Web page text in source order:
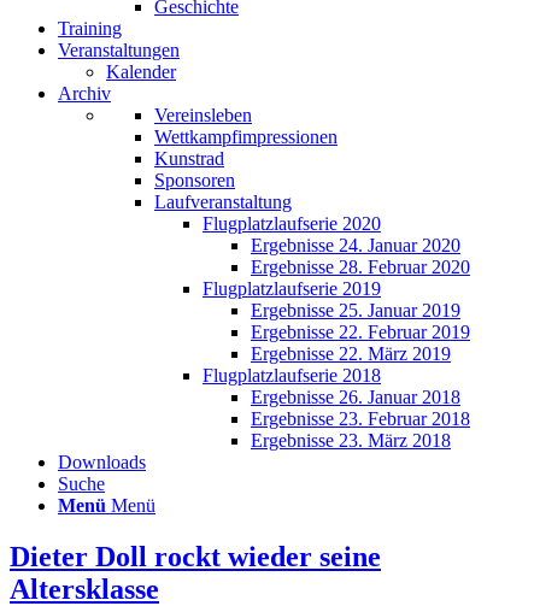
Geschichte
Training
Veranstaltungen
Kalender
Archiv
Vereinsleben
Wettkampfimpressionen
Kunstrad
Sponsoren
Laufveranstaltung
Flugplatzlaufserie 2020
Ergebnisse 24. Januar 2020
Ergebnisse 28. Februar 2020
Flugplatzlaufserie 2019
Ergebnisse 25. Januar 2019
Ergebnisse 22. Februar 2019
Ergebnisse 22. März 2019
Flugplatzlaufserie 2018
Ergebnisse 26. Januar 2018
Ergebnisse 23. Februar 2018
Ergebnisse 23. März 2018
Downloads
Suche
Menü Menü
Dieter Doll rockt wieder seine
Altersklasse